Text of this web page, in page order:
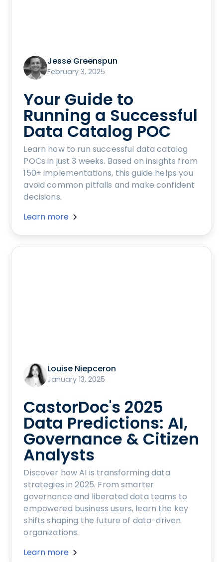
Jesse Greenspun
February 3, 2025
Your Guide to
Running a Successful
Data Catalog POC
Learn how to run successful data catalog
POCs in just 3 weeks. Based on insights from
150+ implementations, this guide helps you
avoid common pitfalls and make confident
decisions.
Learn more
Louise Niepceron
January 13, 2025
CastorDoc's 2025
Data Predictions: AI,
Governance & Citizen
Analysts
Discover how AI is transforming data
strategies in 2025. From smarter
governance and liberated data teams to
empowered business users, learn the key
shifts shaping the future of data-driven
organizations.
Learn more